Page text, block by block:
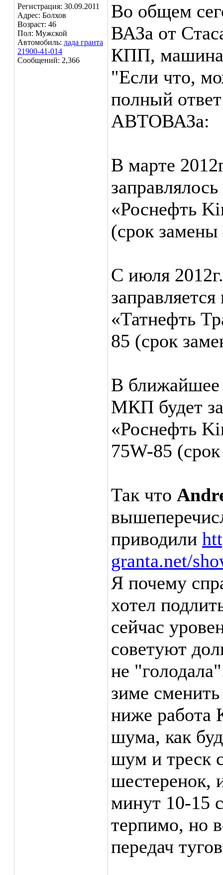
Регистрация: 30.09.2011
Адрес: Болхов
Возраст: 46
Пол: Мужской
Автомобиль: лада гранта
21900-41-014
Сообщений: 2,366
Во общем
ВАЗа от
КПП, машина
"Если что,
полный
АВТОВАЗа:
В марте
«Роснефть
(срок
С июля
«Татнефть
85 (срок
В ближайшее
МКП будет
«Роснефть
75W-85
Так что
приводили
granta.net/
Я почему
хотел
сейчас
советуют
не
зиме
ниже работа
шума, как
шум и треск
шестеренок,
минут 10-15
терпимо, но
передач